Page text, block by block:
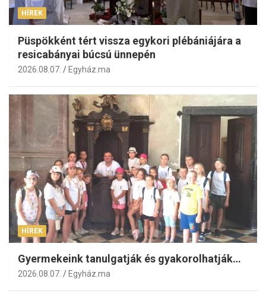
HÍREK
Püspökként tért vissza egykori plébániájára a
resicabányai búcsú ünnepén
2026.08.07. Egyház.ma
HÍREK
Gyermekeink tanulgatják és gyakorolhatják…
2026.08.07. Egyház.ma